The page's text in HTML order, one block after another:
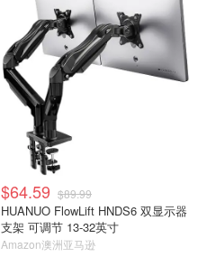
$64.59 $89.99
HUANUO FlowLift HNDS6 双显示器
支架 可调节 13-32英寸
Amazon澳洲亚马逊